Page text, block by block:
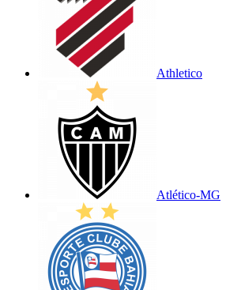
Athletico
Atlético-MG